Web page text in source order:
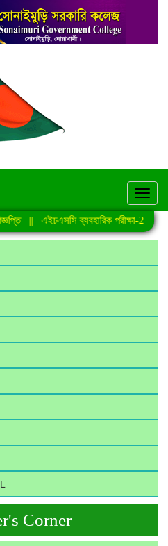
|| এইচএসসি ব্যবহারিক পরীক্ষা-2026 এর
Corner